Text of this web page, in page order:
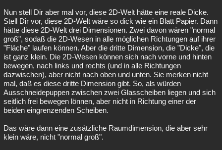
Nun stell Dir aber mal vor, diese 2D-Welt hätte eine reale Dicke.
Stell Dir vor, diese 2D-Welt wäre so dick wie ein Blatt Papier. Dann
hätte diese 2D-Welt drei Dimensionen. Zwei davon wären "normal
groß", sodaß die 2D-Wesen in alle möglichen Richtungen auf ihrer
"Fläche" laufen können. Aber die dritte Dimension, die "Dicke", die
ist ganz klein. Die 2D-Wesen können sich nach vorne und hinten
bewegen, nach links und rechts (und in alle Richtungen
dazwischen), aber nicht nach oben und unten. Sie merken nicht
mal, daß es diese dritte Dimension gibt. So, als würden
Ausschneidepuppen zwischen zwei Glasscheiben liegen und sich
seitlich frei bewegen lönnen, aber nicht in Richtung einer der
beiden eingrenzenden Scheiben.
Das wäre dann eine zusätzliche Raumdimension, die aber sehr
klein wäre, nicht "normal groß".